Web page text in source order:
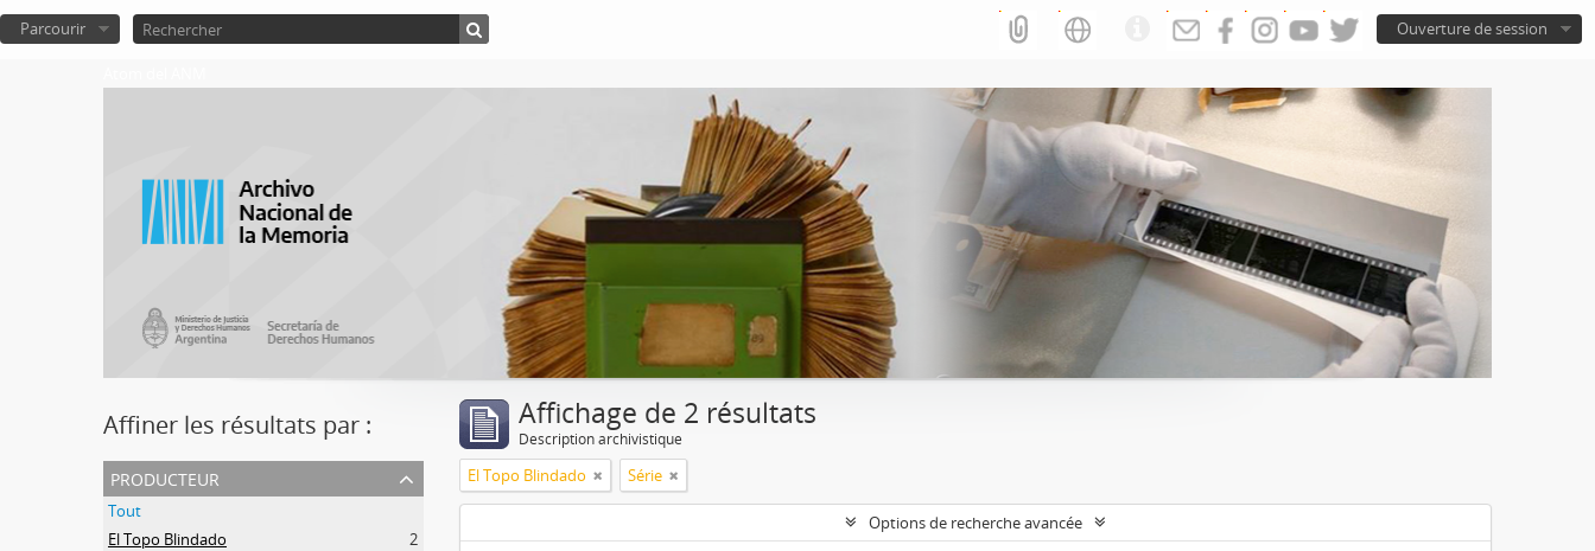
Ouverture de session
Parcourir
Affiner les résultats par :
producteur
Tout
El Topo Blindado
2
Affichage de 2 résultats
Description archivistique
El Topo Blindado Série
Options de recherche avancée